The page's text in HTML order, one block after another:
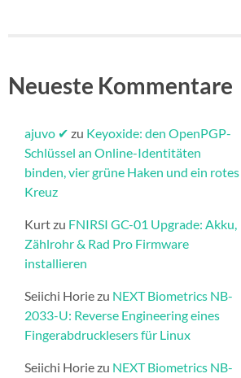
Neueste Kommentare
ajuvo ✔ zu Keyoxide: den OpenPGP-
Schlüssel an Online-Identitäten
binden, vier grüne Haken und ein rotes
Kreuz
Kurtzu FNIRSI GC-01 Upgrade: Akku,
Zählrohr & Rad Pro Firmware
installieren​
Seiichi Horiezu NEXT Biometrics NB-
2033-U: Reverse Engineering eines
Fingerabdrucklesers für Linux
Seiichi Horiezu NEXT Biometrics NB-